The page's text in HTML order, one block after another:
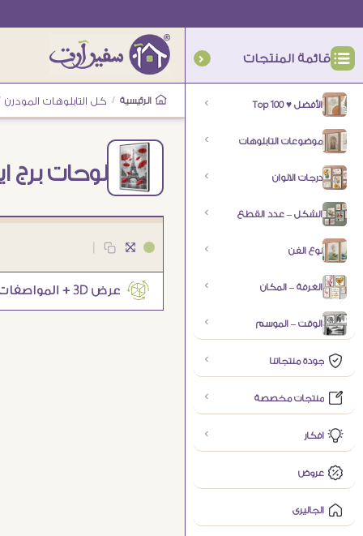
قائمة المنتجات
الأفضل ♥ Top 100
موضوعات التابلوهات
درجات الالوان
الشكل – عدد القطع
نوع الفن
الغرفة – المكان
الوقت – الموسم
جودة منتجاتنا
منتجات مخصصة
افكار
عروض
الجاليرى
الرئيسية / كل التابلوهات المودرن
لوحات برج